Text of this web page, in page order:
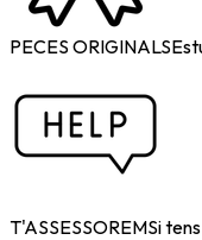
PECES ORIGINALS
T'ASSESSOREMSi